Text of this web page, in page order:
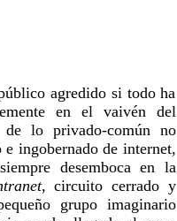
agredido si todo ha
en el vaivén del
de lo privado-común no
ingobernado de internet,
desemboca en la
, circuito cerrado y
grupo imaginario